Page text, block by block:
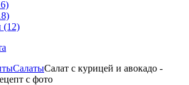
(12)
СалатыСалат с курицей и авокадо -
с фото